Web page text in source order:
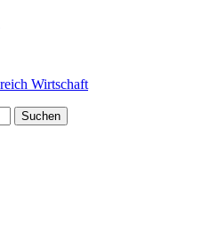
Suchen